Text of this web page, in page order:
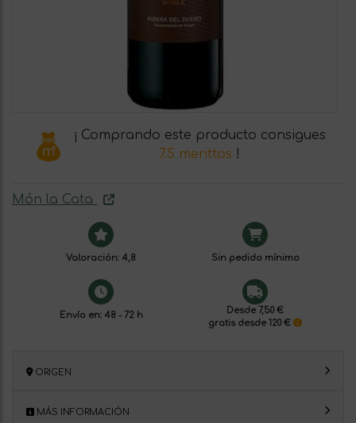
¡ Comprando este producto consigues
7.5 menttos !
Món la Cata
Valoración: 4,8 Sin pedido mínimo
Envío en: 48 - 72 h
Desde 7,50 €
gratis desde 120 €
ORIGEN
MÁS INFORMACIÓN